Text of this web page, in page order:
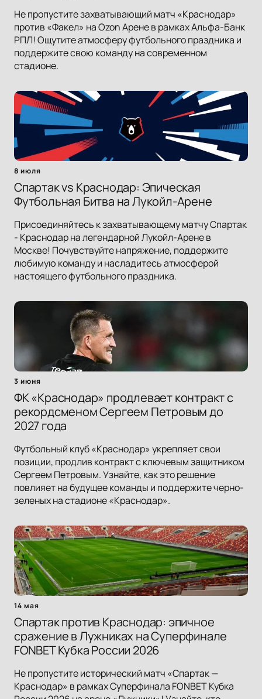
Не пропустите захватывающий матч «Краснодар»
против «Факел» на Ozon Арене в рамках Альфа-Банк
РПЛ! Ощутите атмосферу футбольного праздника и
поддержите свою команду на современном
стадионе.
8 июля
Спартак vs Краснодар: Эпическая
Футбольная Битва на Лукойл-Арене
Присоединяйтесь к захватывающему матчу Спартак
- Краснодар на легендарной Лукойл-Арене в
Москве! Почувствуйте напряжение, поддержите
любимую команду и насладитесь атмосферой
настоящего футбольного праздника.
3 июня
ФК «Краснодар» продлевает контракт с
рекордсменом Сергеем Петровым до
2027 года
Футбольный клуб «Краснодар» укрепляет свои
позиции, продлив контракт с ключевым защитником
Сергеем Петровым. Узнайте, как это решение
повлияет на будущее команды и поддержите черно-
зеленых на стадионе «Краснодар».
14 мая
Спартак против Краснодар: эпичное
сражение в Лужниках на Суперфинале
FONBET Кубка России 2026
Не пропустите исторический матч «Спартак —
Краснодар» в рамках Суперфинала FONBET Кубка